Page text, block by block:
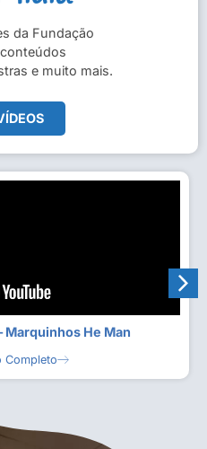
da Fundação
e muito mais.
Marquinhos He Man
Completo